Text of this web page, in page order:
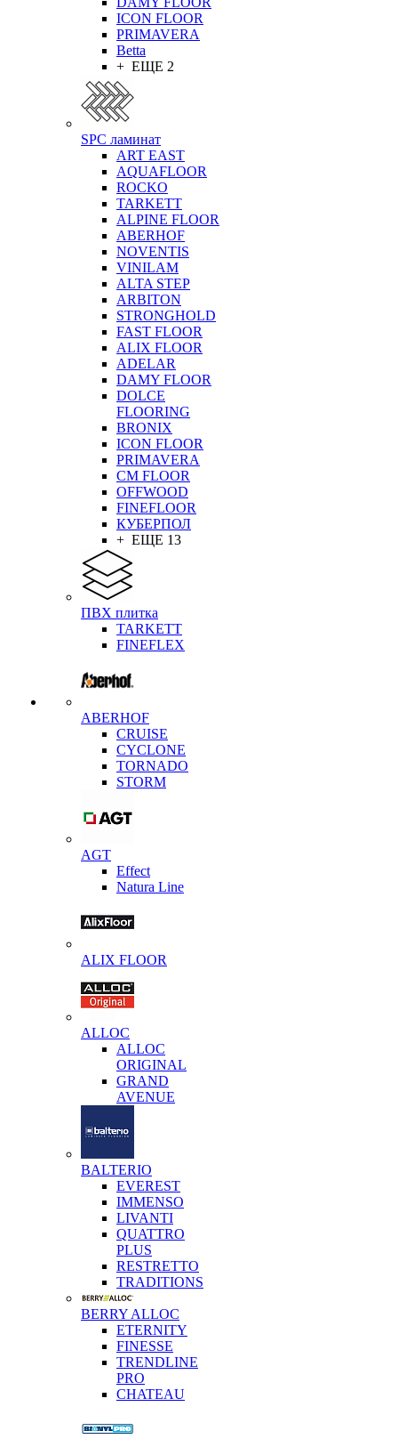
ICON FLOOR
PRIMAVERA
Betta
+ ЕЩЕ 2
SPC ламинат
ART EAST
AQUAFLOOR
ROCKO
TARKETT
ALPINE FLOOR
ABERHOF
NOVENTIS
VINILAM
ALTA STEP
ARBITON
STRONGHOLD
FAST FLOOR
ALIX FLOOR
ADELAR
DAMY FLOOR
DOLCE
FLOORING
BRONIX
ICON FLOOR
PRIMAVERA
CM FLOOR
OFFWOOD
FINEFLOOR
КУБЕРПОЛ
+ ЕЩЕ 13
ПВХ плитка
TARKETT
FINEFLEX
ABERHOF
CRUISE
CYCLONE
TORNADO
STORM
AGT
Effect
Natura Line
ALIX FLOOR
ALLOC
ALLOC
ORIGINAL
GRAND
AVENUE
BALTERIO
EVEREST
IMMENSO
LIVANTI
QUATTRO
PLUS
RESTRETTO
TRADITIONS
BERRY ALLOC
ETERNITY
FINESSE
TRENDLINE
PRO
CHATEAU